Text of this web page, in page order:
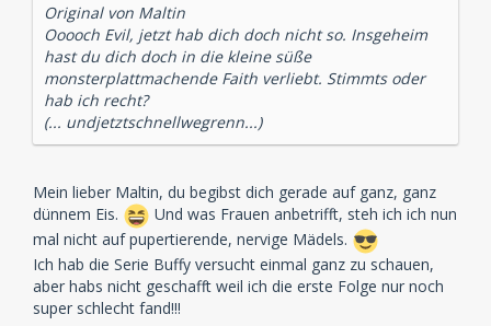
Original von Maltin
Ooooch Evil, jetzt hab dich doch nicht so. Insgeheim
hast du dich doch in die kleine süße
monsterplattmachende Faith verliebt. Stimmts oder
hab ich recht?
(... undjetztschnellwegrenn...)
Mein lieber Maltin, du begibst dich gerade auf ganz, ganz
dünnem Eis.
Und was Frauen anbetrifft, steh ich ich nun
mal nicht auf pupertierende, nervige Mädels.
Ich hab die Serie Buffy versucht einmal ganz zu schauen,
aber habs nicht geschafft weil ich die erste Folge nur noch
super schlecht fand!!!